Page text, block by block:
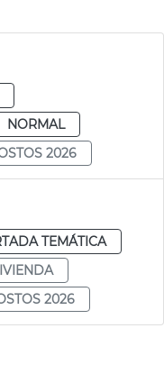
NORMAL
2026
TEMÁTICA
2026